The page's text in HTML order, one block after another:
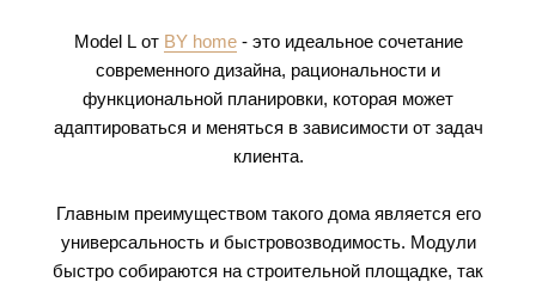
Model Lот BY home- это идеальное сочетание
современного дизайна, рациональности и
функциональной планировки, которая может
адаптироваться и меняться в зависимости от задач
клиента.
Главным преимуществом такого дома является его
универсальность и быстровозводимость. Модули
быстро собираются на строительной площадке, так